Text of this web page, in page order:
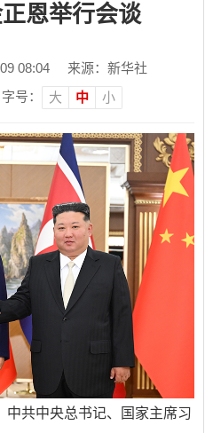
恩举行会谈
08:04
来源：新华社
字号： 大 中 小
中共中央总书记、国家主席习